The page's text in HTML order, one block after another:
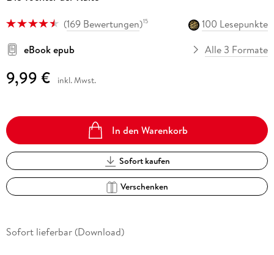
(169 Bewertungen)15
100 Lesepunkte
eBook epub
Alle 3 Formate
9,99 € inkl. Mwst.
In den Warenkorb
Sofort kaufen
Verschenken
Sofort lieferbar (Download)